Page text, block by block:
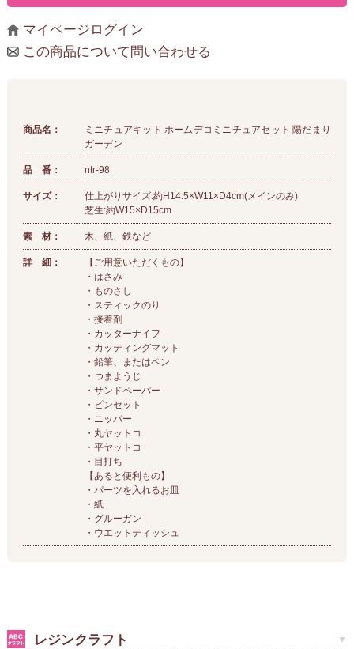
マイページログイン
この商品について問い合わせる
商品名：
ミニチュアキット ホームデコミニチュアセット 陽だまり
ガーデン
品 番： ntr-98
サイズ：
仕上がりサイズ:約H14.5×W11×D4cm(メインのみ)
芝生:約W15×D15cm
素 材： 木、紙、鉄など
詳 細：
【ご用意いただくもの】
・はさみ
・ものさし
・スティックのり
・接着剤
・カッターナイフ
・カッティングマット
・鉛筆、またはペン
・つまようじ
・サンドペーパー
・ピンセット
・ニッパー
・丸ヤットコ
・平ヤットコ
・目打ち
【あると便利もの】
・パーツを入れるお皿
・紙
・グルーガン
・ウエットティッシュ
レジンクラフト